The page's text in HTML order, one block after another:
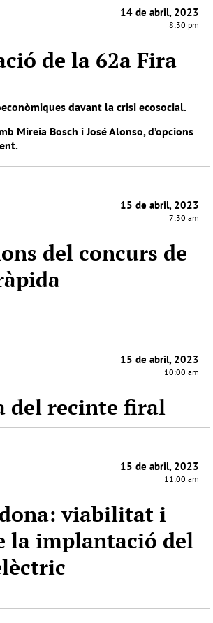
14 de abril, 2023
8:30 pm
de la 62a Fira
davant la crisi ecosocial.
Mireia Bosch i José Alonso, d’opcions
15 de abril, 2023
7:30 am
del concurs de
15 de abril, 2023
10:00 am
del recinte firal
15 de abril, 2023
11:00 am
viabilitat i
la implantació del